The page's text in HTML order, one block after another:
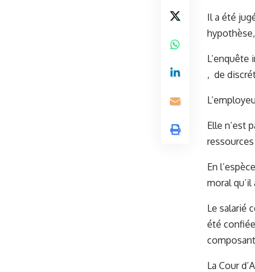
Il a été
, de
Elle n’est
En
moral qu’il
Le salarié
été
La Cour